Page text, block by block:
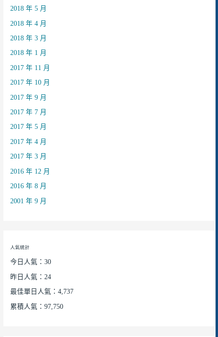
2018 年 5 月
2018 年 4 月
2018 年 3 月
2018 年 1 月
2017 年 11 月
2017 年 10 月
2017 年 9 月
2017 年 7 月
2017 年 5 月
2017 年 4 月
2017 年 3 月
2016 年 12 月
2016 年 8 月
2001 年 9 月
人氣統計
今日人氣：30
昨日人氣：24
最佳單日人氣：4,737
累積人氣：97,750